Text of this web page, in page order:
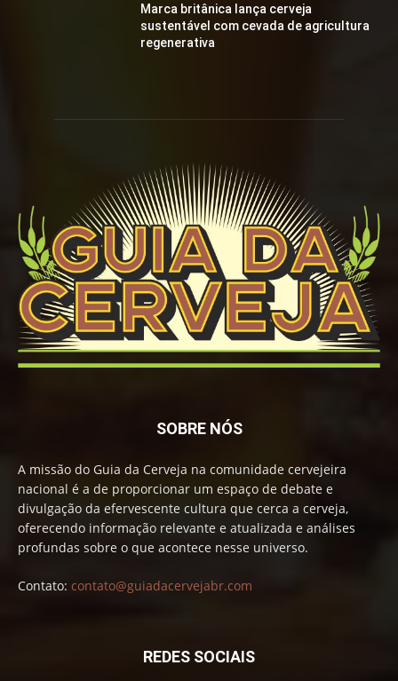
Marca britânica lança cerveja
sustentável com cevada de agricultura
regenerativa
SOBRE NÓS
A missão do Guia da Cerveja na comunidade cervejeira
nacional é a de proporcionar um espaço de debate e
divulgação da efervescente cultura que cerca a cerveja,
oferecendo informação relevante e atualizada e análises
profundas sobre o que acontece nesse universo.
Contato: contato@guiadacervejabr.com
REDES SOCIAIS